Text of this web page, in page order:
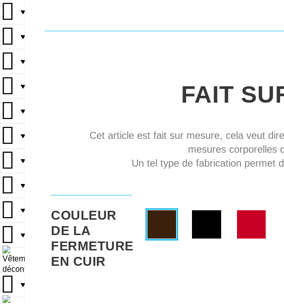
▼
▼
▼
▼
▼
▼
▼
▼
▼
▼
▼
FAIT
Cet article est fait sur mesure, cela veut
mesures corporelles
Un tel type de fabrication permet
COULEUR
DE LA
FERMETURE
EN CUIR